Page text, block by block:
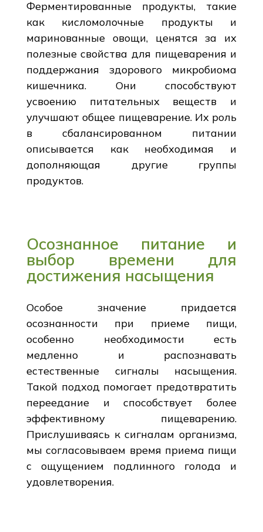
Ферментированные продукты, такие
как кисломолочные продукты и
маринованные овощи, ценятся за их
полезные свойства для пищеварения и
поддержания здорового микробиома
кишечника. Они способствуют
усвоению питательных веществ и
улучшают общее пищеварение. Их роль
в сбалансированном питании
описывается как необходимая и
дополняющая другие группы
продуктов.
Осознанное питание и
выбор времени для
достижения насыщения
Особое значение придается
осознанности при приеме пищи,
особенно необходимости есть
медленно и распознавать
естественные сигналы насыщения.
Такой подход помогает предотвратить
переедание и способствует более
эффективному пищеварению.
Прислушиваясь к сигналам организма,
мы согласовываем время приема пищи
с ощущением подлинного голода и
удовлетворения.